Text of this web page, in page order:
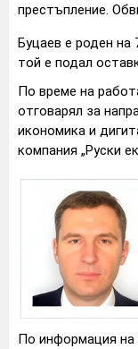
престъпление.
Буцаев е роден на
той е подал
По време на
отговарял за
икономика и
компания „Руски
По информация